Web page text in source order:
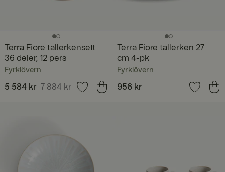
Terra Fiore tallerkensett
36 deler, 12 pers
Fyrklövern
Nåværende pris:
5 584 kr 7 884 kr
Terra Fiore tallerken 27
cm 4-pk
Fyrklövern
Pris :956 kr
956 kr